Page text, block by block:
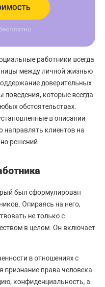
работники всегда
между личной жизнью
доверительных
поведения, которые всегда
обстоятельствах.
в описании
направлять клиентов на
решений.
был сформулирован
Опираясь на него,
не только с
в целом. Он включает
в отношениях с
признание права человека
конфиденциальность, а